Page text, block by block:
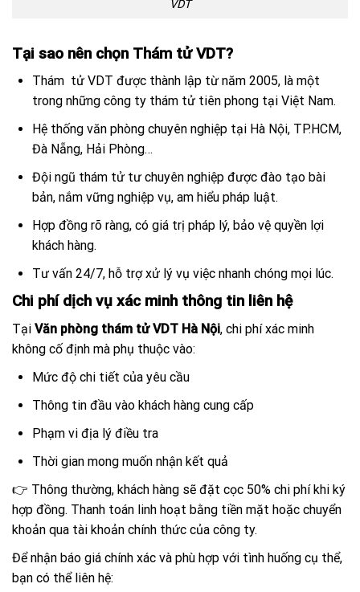
VDT
Tại sao nên chọn Thám tử VDT?
Thám tử VDT được thành lập từ năm 2005, là một
trong những công ty thám tử tiên phong tại Việt Nam.
Hệ thống văn phòng chuyên nghiệp tại Hà Nội, TP.HCM,
Đà Nẵng, Hải Phòng…
Đội ngũ thám tử tư chuyên nghiệp được đào tạo bài
bản, nắm vững nghiệp vụ, am hiểu pháp luật.
Hợp đồng rõ ràng, có giá trị pháp lý, bảo vệ quyền lợi
khách hàng.
Tư vấn 24/7, hỗ trợ xử lý vụ việc nhanh chóng mọi lúc.
Chi phí dịch vụ xác minh thông tin liên hệ
Tại Văn phòng thám tử VDT Hà Nội, chi phí xác minh
không cố định mà phụ thuộc vào:
Mức độ chi tiết của yêu cầu
Thông tin đầu vào khách hàng cung cấp
Phạm vi địa lý điều tra
Thời gian mong muốn nhận kết quả
👉 Thông thường, khách hàng sẽ đặt cọc 50% chi phí khi ký
hợp đồng. Thanh toán linh hoạt bằng tiền mặt hoặc chuyển
khoản qua tài khoản chính thức của công ty.
Để nhận báo giá chính xác và phù hợp với tình huống cụ thể,
bạn có thể liên hệ: